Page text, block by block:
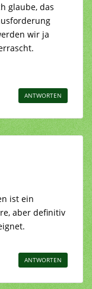
glaube, das
wir ja
ANTWORTEN
ist ein
aber definitiv
ANTWORTEN